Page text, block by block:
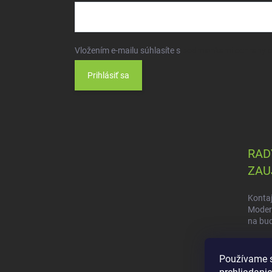
Používame
Vložením e-mailu súhlasíte s
Prihlásiť sa
na